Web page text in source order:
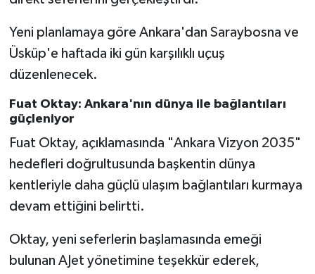
Yeni planlamaya göre Ankara'dan Saraybosna ve
Üsküp'e haftada iki gün karşılıklı uçuş
düzenlenecek.
Fuat Oktay: Ankara'nın dünya ile bağlantıları
güçleniyor
Fuat Oktay, açıklamasında "Ankara Vizyon 2035"
hedefleri doğrultusunda başkentin dünya
kentleriyle daha güçlü ulaşım bağlantıları kurmaya
devam ettiğini belirtti.
Oktay, yeni seferlerin başlamasında emeği
bulunan AJet yönetimine teşekkür ederek,